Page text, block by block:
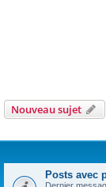
Nouveau sujet
Posts avec